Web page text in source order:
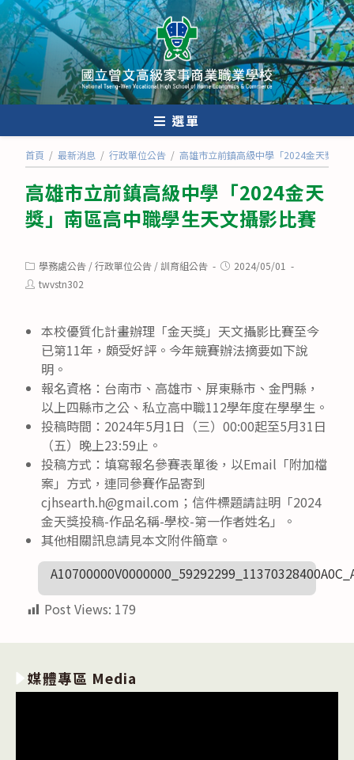
跳
轉
至
主
要
內
選單
首頁 / 最新消息 / 行政單位公告 / 高雄市立前鎮高級中學「2024金天獎」
高雄市立前鎮高級中學「2024金天
獎」南區高中職學生天文攝影比賽
Post
category:
學務處公告 /行政單位公告 /訓育組公告
Post2024/05/01
Posttwvstn302
本校優質化計畫辦理「金天獎」天文攝影比賽至今
已第11年，頗受好評。今年競賽辦法摘要如下說
明。
報名資格：台南市、高雄市、屏東縣市、金門縣，
以上四縣市之公、私立高中職112學年度在學學生。
投稿時間：2024年5月1日（三）00:00起至5月31日
（五）晚上23:59止。
投稿方式：填寫報名參賽表單後，以Email「附加檔
案」方式，連同參賽作品寄到
cjhsearth.h@gmail.com；信件標題請註明「2024
金天獎投稿-作品名稱-學校-第一作者姓名」。
其他相關訊息請見本文附件簡章。
Post Views: 179
媒體專區 Media